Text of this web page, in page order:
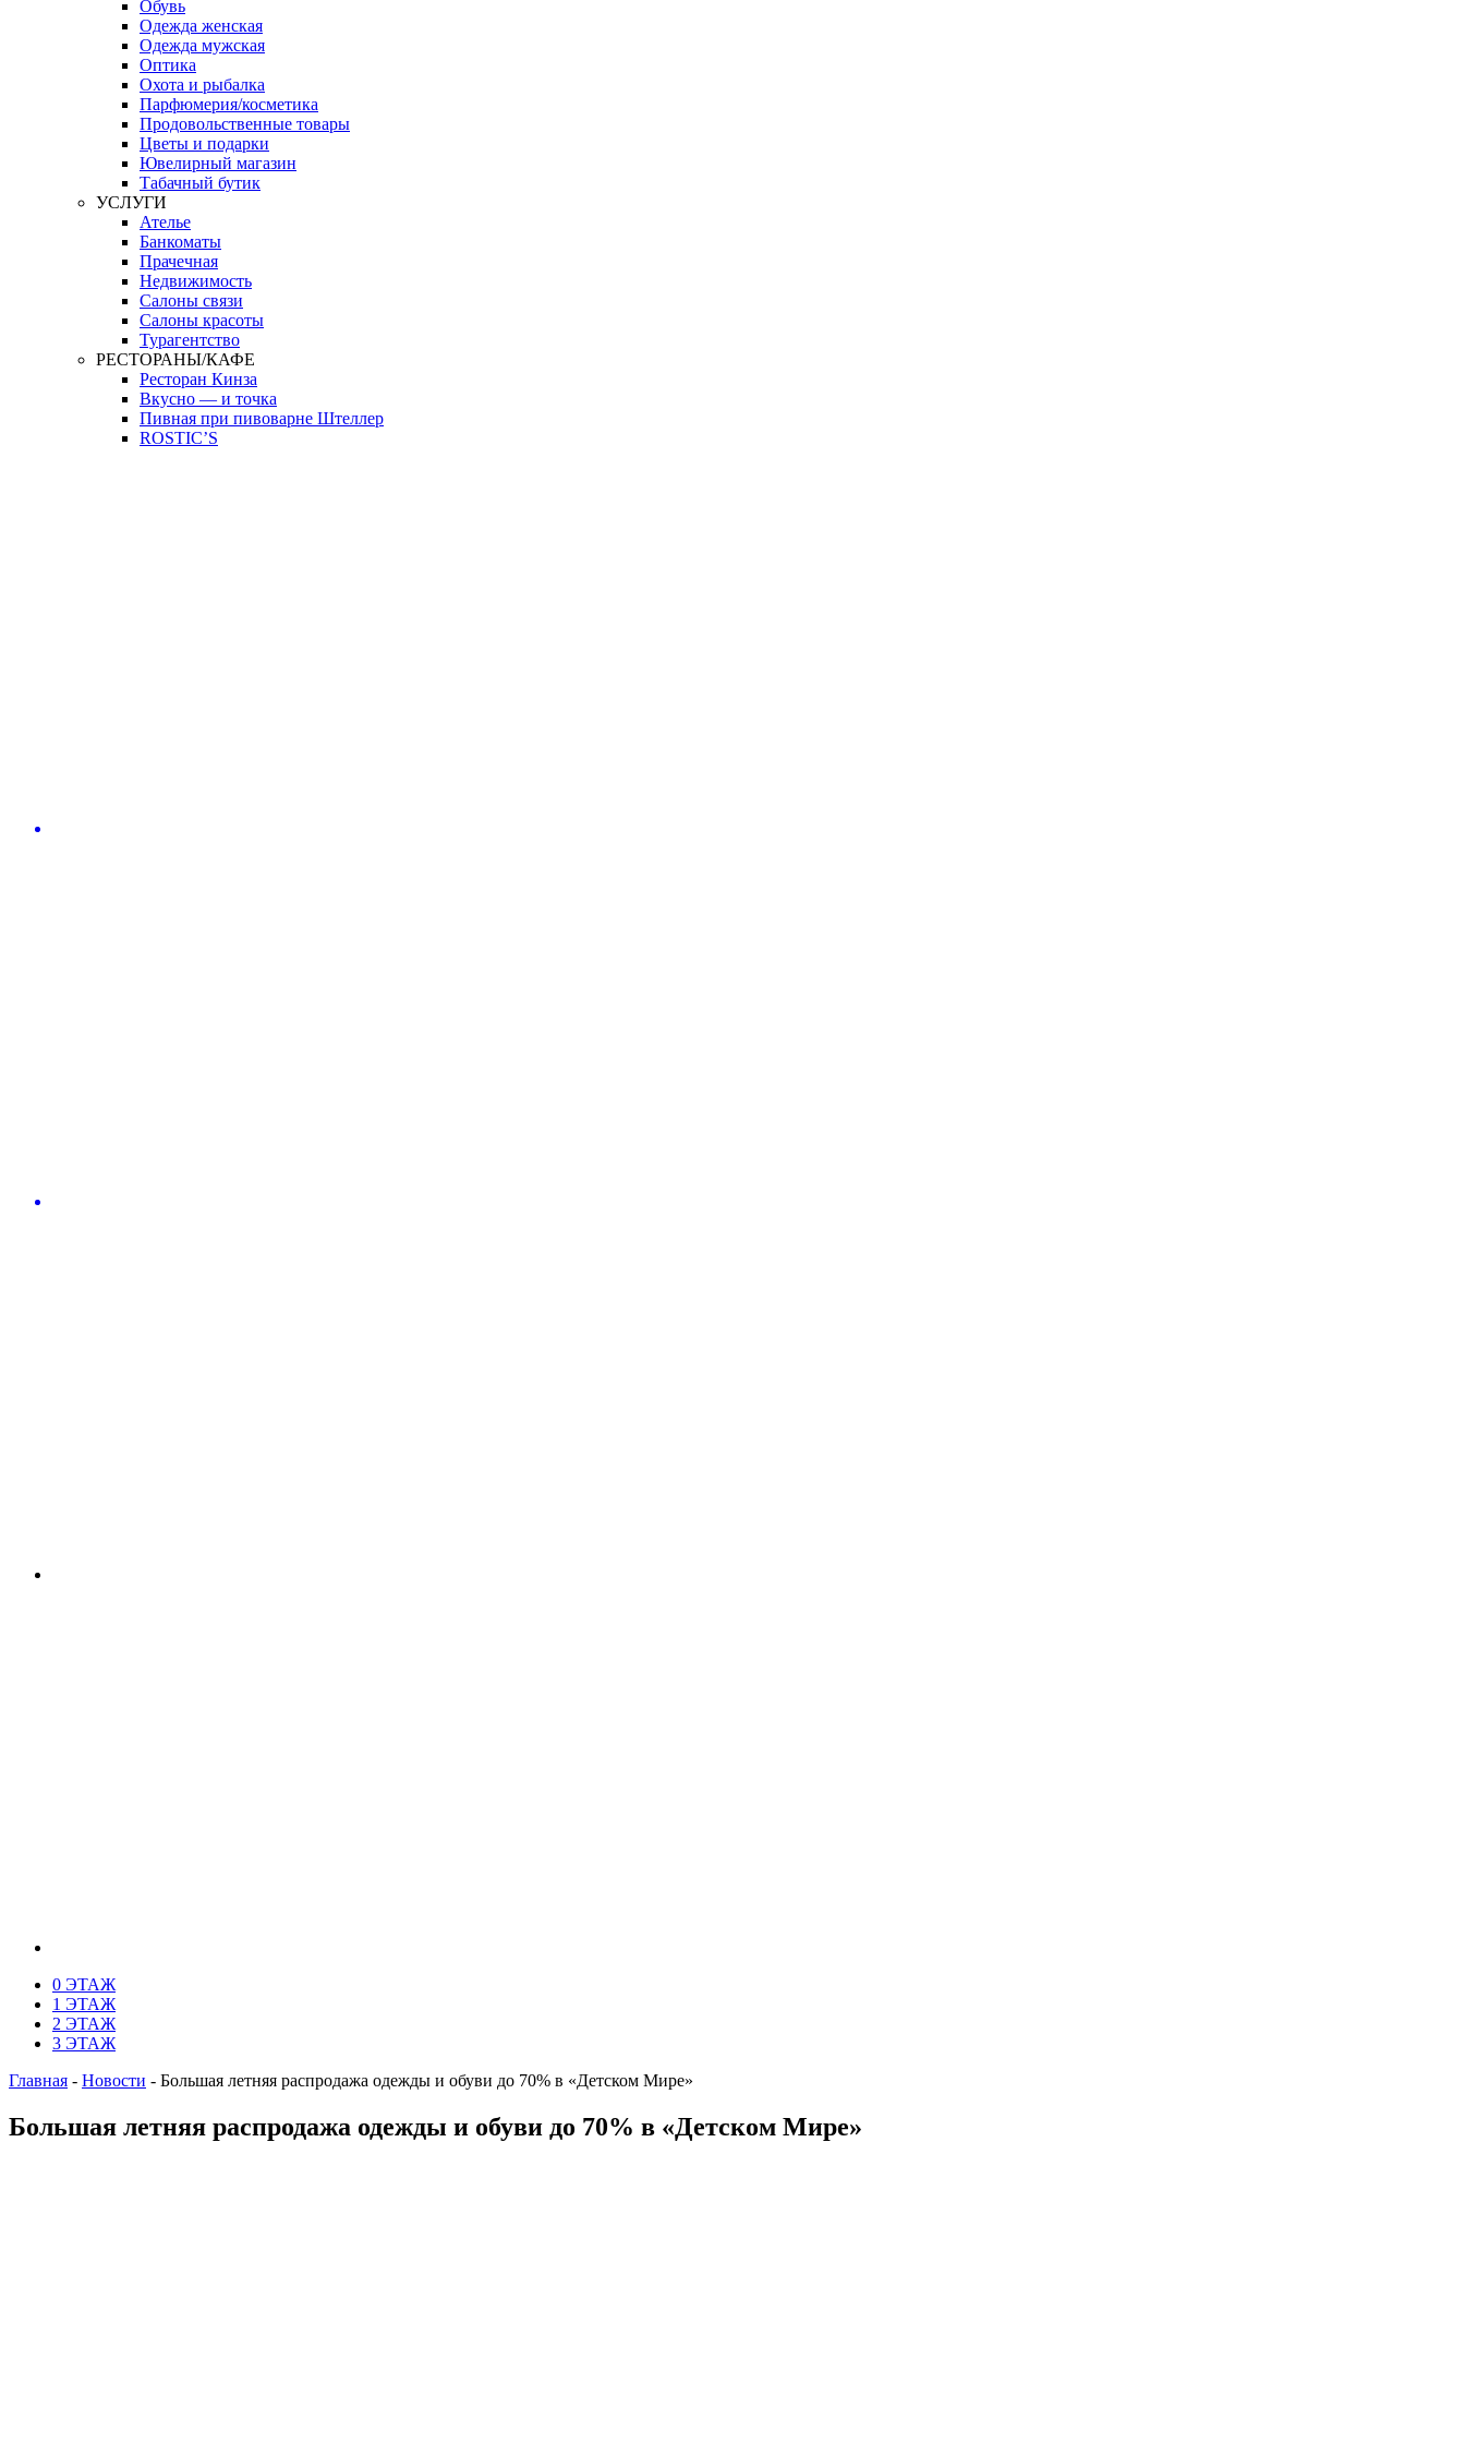
Обувь
Одежда женская
Одежда мужская
Оптика
Охота и рыбалка
Парфюмерия/косметика
Продовольственные товары
Цветы и подарки
Ювелирный магазин
Табачный бутик
УСЛУГИ
Ателье
Банкоматы
Прачечная
Недвижимость
Салоны связи
Салоны красоты
Турагентство
РЕСТОРАНЫ/КАФЕ
Ресторан Кинза
Вкусно — и точка
Пивная при пивоварне Штеллер
ROSTIC’S
0 ЭТАЖ
1 ЭТАЖ
2 ЭТАЖ
3 ЭТАЖ
Главная - Новости - Большая летняя распродажа одежды и обуви до 70% в «Детском Мире»
Большая летняя распродажа одежды и обуви до 70% в «Детском Мире»